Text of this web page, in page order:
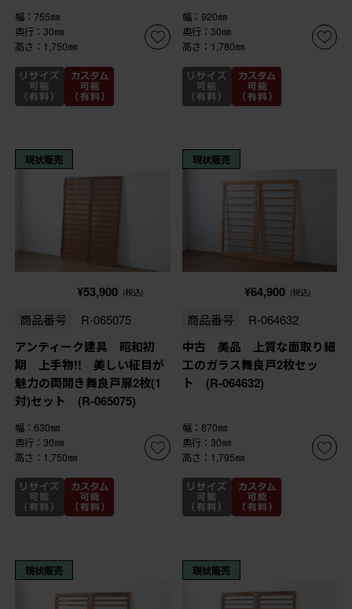
幅：755㎜
奥行：30㎜
高さ：1,750㎜
幅：920㎜
奥行：30㎜
高さ：1,780㎜
現状販売
¥53,900 (税込)
商品番号 R-065075
アンティーク建具 昭和初
期 上手物!! 美しい柾目が
魅力の両開き舞良戸扉2枚(1
対)セット (R-065075)
幅：630㎜
奥行：30㎜
高さ：1,750㎜
現状販売
¥64,900 (税込)
商品番号 R-064632
中古 美品 上質な面取り細
工のガラス舞良戸2枚セッ
ト (R-064632)
幅：870㎜
奥行：30㎜
高さ：1,795㎜
現状販売 現状販売